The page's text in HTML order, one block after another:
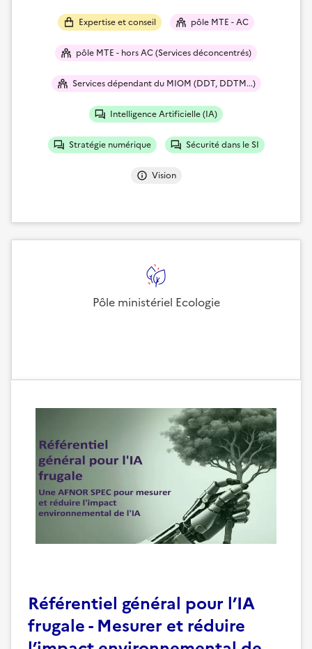
Expertise et conseil pôle MTE - AC
pôle MTE - hors AC (Services déconcentrés)
Services dépendant du MIOM (DDT, DDTM...)
Intelligence Artificielle (IA)
Stratégie numérique Sécurité dans le SI
Vision
Pôle ministériel Ecologie
Référentiel général pour l’IA
frugale - Mesurer et réduire